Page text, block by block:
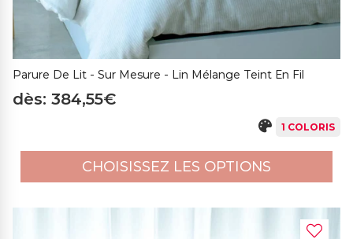
Parure De Lit - Sur Mesure - Lin Mélange Teint En Fil
dès: 384,55€
1 COLORIS
CHOISISSEZ LES OPTIONS